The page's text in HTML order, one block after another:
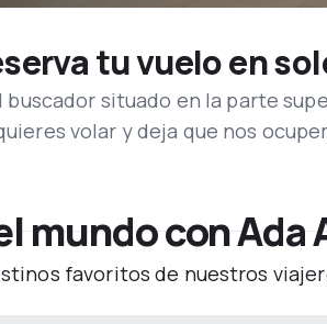
tu vuelo en
buscador situado en la parte
volar y deja que nos
mundo con Ada
favoritos de nuestros